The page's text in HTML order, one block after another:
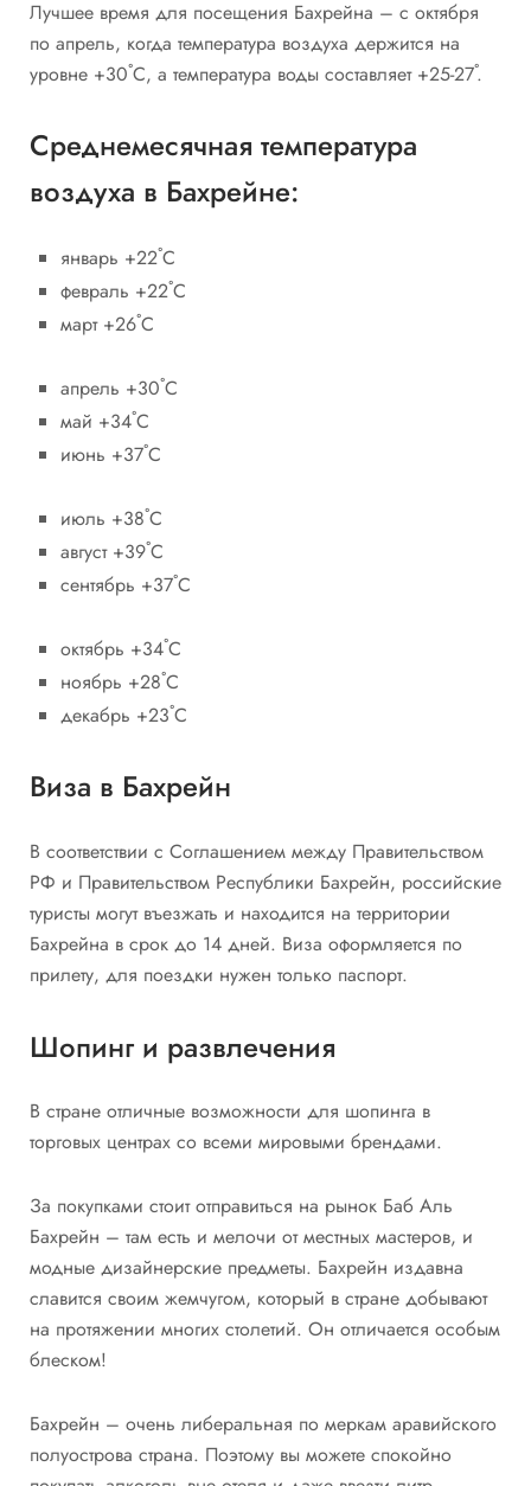
Лучшее время для посещения Бахрейна – с октября
по апрель, когда температура воздуха держится на
уровне +30˚С, а температура воды составляет +25-27˚.
Cреднемесячная температура
воздуха в Бахрейне:
январь +22˚С
февраль +22˚С
март +26˚С
апрель +30˚С
май +34˚С
июнь +37˚С
июль +38˚С
август +39˚С
сентябрь +37˚С
октябрь +34˚С
ноябрь +28˚С
декабрь +23˚С
Виза в Бахрейн
В соответствии с Соглашением между Правительством
РФ и Правительством Республики Бахрейн, российские
туристы могут въезжать и находится на территории
Бахрейна в срок до 14 дней. Виза оформляется по
прилету, для поездки нужен только паспорт.
Шопинг и развлечения
В стране отличные возможности для шопинга в
торговых центрах со всеми мировыми брендами.
За покупками стоит отправиться на рынок Баб Аль
Бахрейн – там есть и мелочи от местных мастеров, и
модные дизайнерские предметы. Бахрейн издавна
славится своим жемчугом, который в стране добывают
на протяжении многих столетий. Он отличается особым
блеском!
Бахрейн – очень либеральная по меркам аравийского
полуострова страна. Поэтому вы можете спокойно